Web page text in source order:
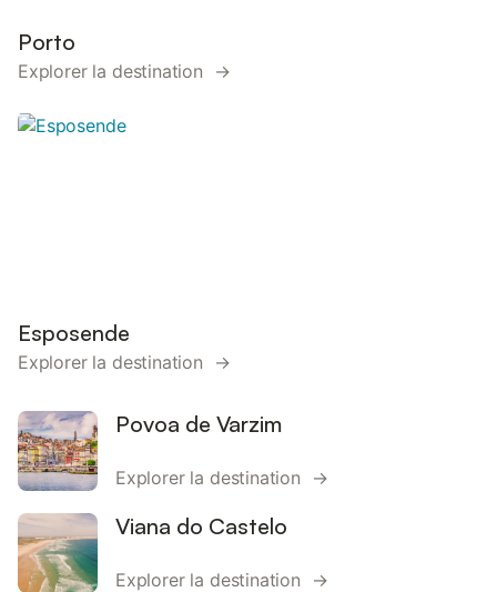
Porto
Explorer la destination →
Esposende
Explorer la destination →
Povoa de Varzim
Explorer la destination →
Viana do Castelo
Explorer la destination →